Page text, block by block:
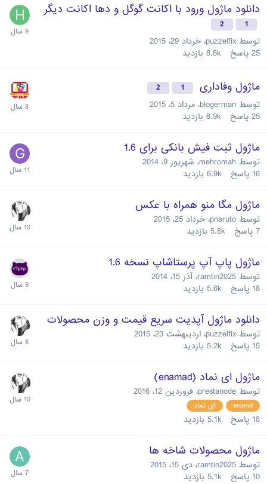
دانلود ماژول ورود با اکانت گوگل و دها اکانت دیگر
1
2
توسط puzzelfix، خرداد 29، 2015
25 پاسخ 8.6k بازدید
ماژول وفاداری 1
2
توسط blogerman، مرداد 5، 2015
25 پاسخ 6.9k بازدید
ماژول ثبت فیش بانکی برای 1.6
توسط mehromah، شهریور 9، 2014
16 پاسخ 6.9k بازدید
ماژول مگا منو همراه با عکس
توسط pnaruto، خرداد 25، 2015
7 پاسخ 5.8k بازدید
ماژول پاپ آپ پرستاشاپ نسخه 1.6
توسط ramtin2025،آذر 15، 2014
18 پاسخ 5.6k بازدید
دانلود ماژول آپدیت سریع قیمت و وزن محصولات
توسط puzzelfix، اردیبهشت 23، 2015
15 پاسخ 5.2k بازدید
ماژول ای نماد (enamad)
توسط prestanode، فروردین 12، 2016
enamd ای نماد
18 پاسخ 5.1k بازدید
ماژول محصولات شاخه ها
توسط ramtin2025، دی 15، 2015
10 پاسخ 5.1k بازدید